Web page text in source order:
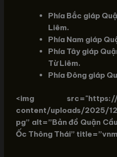
Phía Bắc giáp
Liêm.
Phía Nam giáp
Phía Tây giáp
Từ Liêm.
Phía Đông giáp
<img src="https://
content/uploads/2025/
pg” alt=”Bản đồ Quận
Ốc Thông Thái” title=”vnm